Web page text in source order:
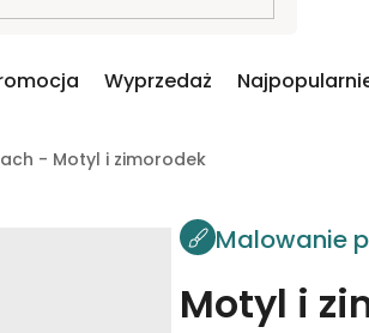
Wyprzedaż
- Motyl i zimorodek
Malowanie
Motyl i